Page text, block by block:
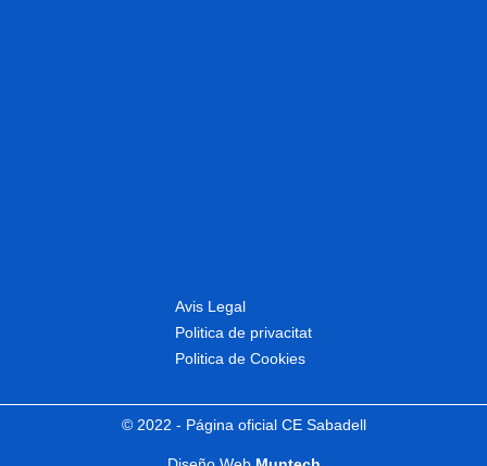
Avis Legal
Politica de privacitat
Politica de Cookies
© 2022 - Página oficial CE Sabadell